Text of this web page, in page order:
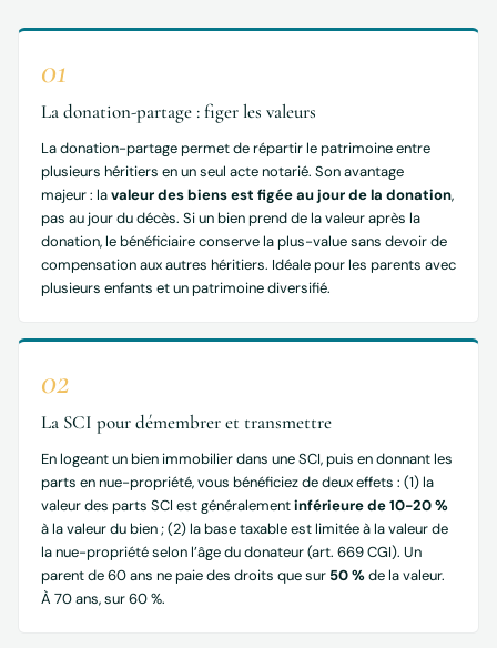
01
La donation-partage : figer les valeurs
La donation-partage permet de répartir le patrimoine entre
plusieurs héritiers en un seul acte notarié. Son avantage
majeur : lavaleur des biens est figée au jour de la donation,
pas au jour du décès. Si un bien prend de la valeur après la
donation, le bénéficiaire conserve la plus-value sans devoir de
compensation aux autres héritiers. Idéale pour les parents avec
plusieurs enfants et un patrimoine diversifié.
02
La SCI pour démembrer et transmettre
En logeant un bien immobilier dans une SCI, puis en donnant les
parts en nue-propriété, vous bénéficiez de deux effets : (1) la
valeur des parts SCI est généralementinférieure de 10-20 %
à la valeur du bien ; (2) la base taxable est limitée à la valeur de
la nue-propriété selon l’âge du donateur (art. 669 CGI). Un
parent de 60 ans ne paie des droits que sur 50 %de la valeur.
À 70 ans, sur 60 %.